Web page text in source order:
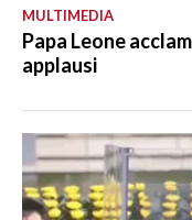
MULTIMEDIA
Papa Leone
applausi